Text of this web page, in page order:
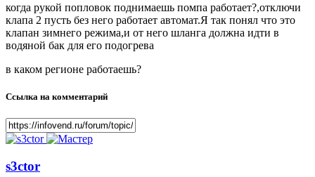
когда рукой попловок поднимаешь помпа работает?,отключи
клапа 2 пусть без него работает автомат.Я так понял что это
клапан зимнего режима,и от него шланга должна идти в
водяной бак для его подогрева
в каком регионе работаешь?
Ссылка на комментарий
s3ctor